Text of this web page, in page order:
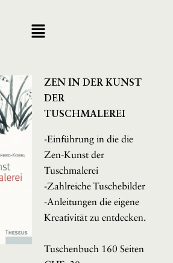
Menu
KURSDATEN
HÄNGEROLLEN
BÜCHER
KARTENSETS
ZUR PERSON
ZEN IN DER KUNST
DER
TUSCHMALEREI
-Einführung in die die
Zen-Kunst der
Tuschmalerei
-Zahlreiche Tuschebilder
-Anleitungen die eigene
Kreativität zu entdecken.
Tuschenbuch 160 Seiten